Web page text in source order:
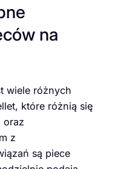
na
wiele różnych
które różnią się
oraz
z
są piece